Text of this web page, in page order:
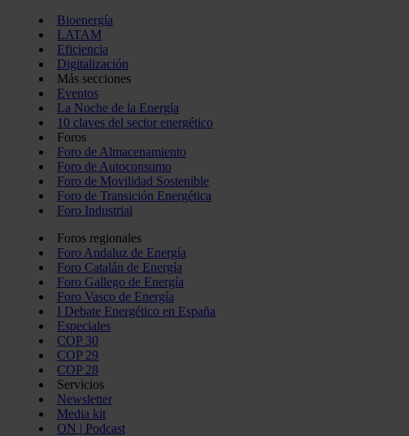
Bioenergía
LATAM
Eficiencia
Digitalización
Más secciones
Eventos
La Noche de la Energía
10 claves del sector energético
Foros
Foro de Almacenamiento
Foro de Autoconsumo
Foro de Movilidad Sostenible
Foro de Transición Energética
Foro Industrial
Foros regionales
Foro Andaluz de Energía
Foro Catalán de Energía
Foro Gallego de Energía
Foro Vasco de Energía
I Debate Energético en España
Especiales
COP 30
COP 29
COP 28
Servicios
Newsletter
Media kit
ON | Podcast